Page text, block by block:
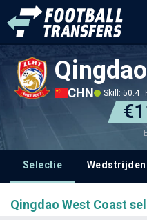
CHN Skill: 50.4
Selectie Wedstrijden
Qingdao West Coast